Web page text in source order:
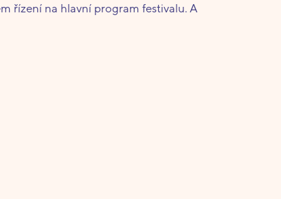
řízení na hlavní program festivalu. A